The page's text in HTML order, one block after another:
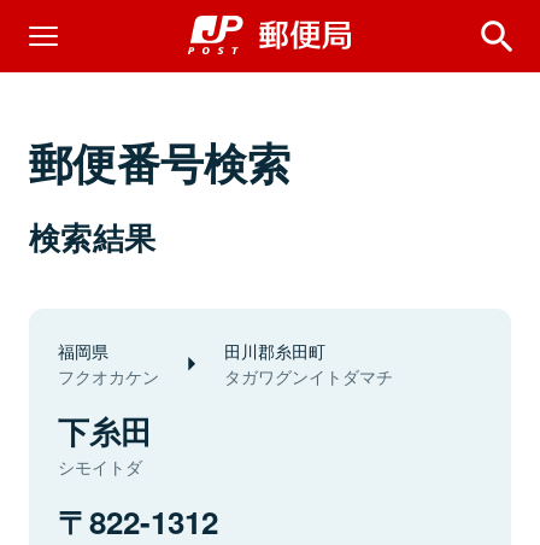
郵便番号検索
検索結果
福岡県
フクオカケン
田川郡糸田町
タガワグンイトダマチ
下糸田
シモイトダ
822-1312